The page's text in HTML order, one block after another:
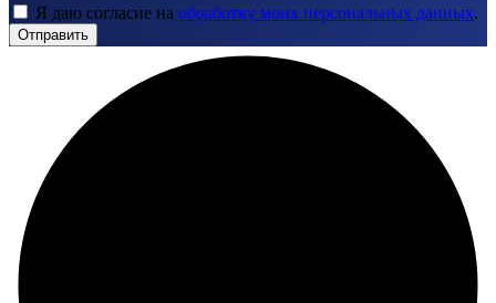
Я даю согласие на обработку моих персональных данных.
Отправить